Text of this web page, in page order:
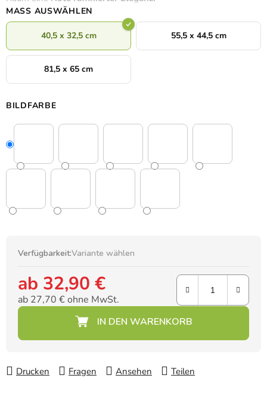
MASS AUSWÄHLEN
40,5 x 32,5 cm 55,5 x 44,5 cm
81,5 x 65 cm
BILDFARBE
Verfügbarkeit:Variante wählen
ab 32,90 €
ab 27,70 €ohne MwSt.
Drucken Fragen Ansehen Teilen